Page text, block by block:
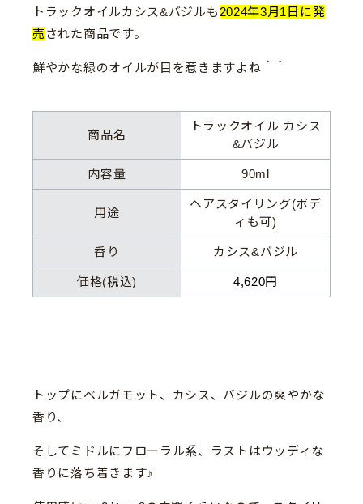
トラックオイルカシス&バジルも 2024年3月1日に発
売 された商品です。
鮮やかな緑のオイルが目を惹きますよね＾＾
商品名
トラックオイル カシス
&バジル
内容量 90ml
用途
ヘアスタイリング(ボデ
ィも可)
香り カシス&バジル
価格(税込) 4,620円
トップにベルガモット、カシス、バジルの爽やかな
香り、
そしてミドルにフローラル系、ラストはウッディな
香りに落ち着きます♪